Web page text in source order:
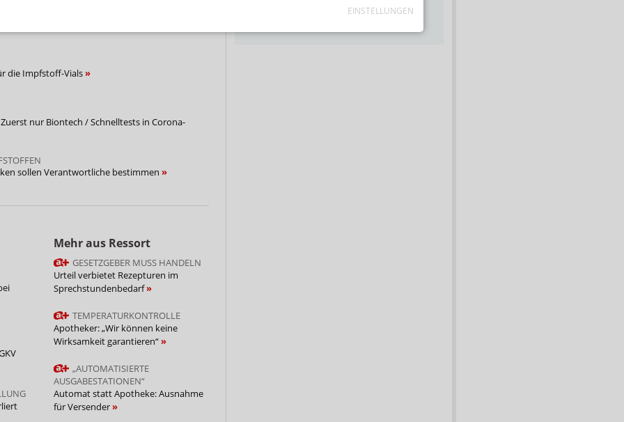
EINSTELLUNGEN
die Impfstoff-Vials
nur Biontech / Schnelltests in Corona-
sollen Verantwortliche bestimmen
Mehr aus Ressort
GESETZGEBER MUSS HANDELN
Urteil verbietet Rezepturen im
Sprechstundenbedarf
TEMPERATURKONTROLLE
Apotheker: „Wir können keine
Wirksamkeit garantieren“
„AUTOMATISIERTE
AUSGABESTATIONEN“
Automat statt Apotheke: Ausnahme
für Versender
Hinweis zum Newsletter &